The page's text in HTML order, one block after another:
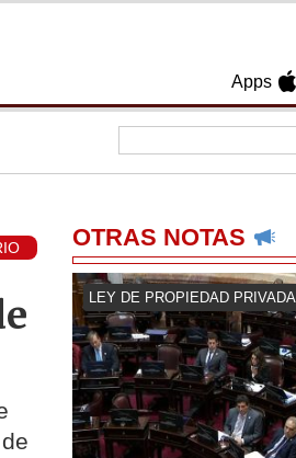
Apps
OTRAS NOTAS
LEY DE PROPIEDAD PRIVADA